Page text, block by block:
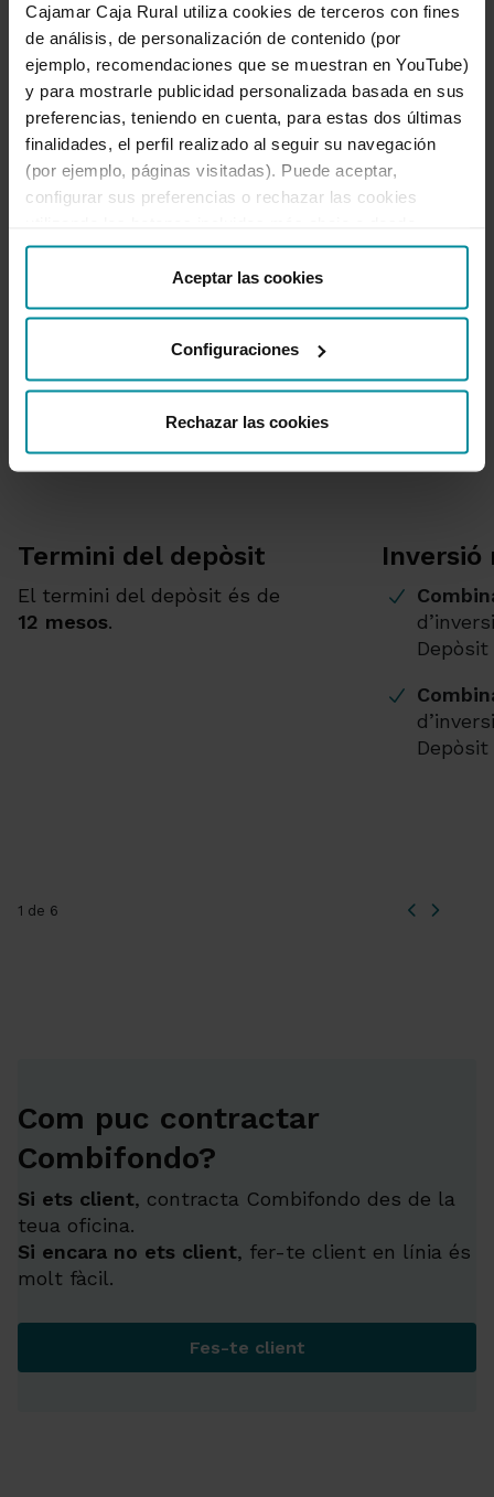
Cajamar Caja Rural utiliza cookies de terceros con fines
de análisis, de personalización de contenido (por
ejemplo, recomendaciones que se muestran en YouTube)
y para mostrarle publicidad personalizada basada en sus
preferencias, teniendo en cuenta, para estas dos últimas
finalidades, el perfil realizado al seguir su navegación
(por ejemplo, páginas visitadas). Puede aceptar,
configurar sus preferencias o rechazar las cookies
“Detalles”. También puede obtener más información, así
como cambiar el consentimiento en cualquier momento
desde nuestraPolítica de Cookies.
Aceptar las cookies
Configuraciones
Rechazar las cookies
Aquesta rendibilitat correspon només al
depòsit i el tipus d’interés associat al
depòsit depén del fons amb què es
combine.Consulta la llista de fons i tipus
associats listado de fondos - 208,99 KB pdf
.La rendibilitat del fons dependrà de
l’evolució dels mercats. L'abonament
d'interessos es farà sempre a venciment
Què he de tenir en compte?
Termini del depòsit
El termini del depòsit és de
12 mesos.
Inversió
1 de 6
Com puc contractar
Combifondo?
Si ets client, contracta Combifondo des de la
teua oficina.
Si encara no ets client, fer-te client en línia és
molt fàcil.
Fes-te clientCom puc contractar